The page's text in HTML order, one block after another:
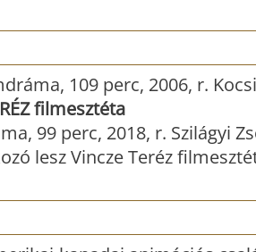
109 perc, 2006, r.
filmesztéta
99 perc, 2018, r. Szilágyi
lesz Vincze Teréz